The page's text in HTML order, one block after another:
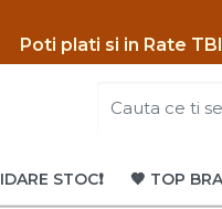
Poti plati si in Rate
STOC❗ 🤎 TOP